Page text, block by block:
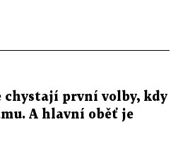
chystají první volby, kdy
A hlavní oběť je